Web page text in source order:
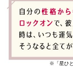
※「星ひ